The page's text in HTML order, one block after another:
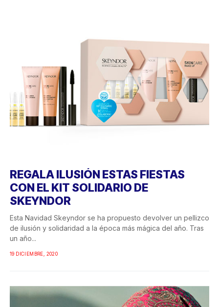
REGALA ILUSIÓN ESTAS FIESTAS
CON EL KIT SOLIDARIO DE
SKEYNDOR
Esta Navidad Skeyndor se ha propuesto devolver un pellizco
de ilusión y solidaridad a la época más mágica del año. Tras
un año...
19 DICIEMBRE, 2020